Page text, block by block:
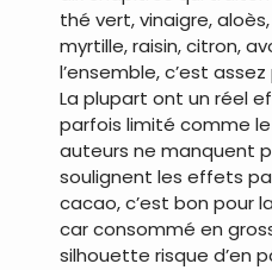
thé vert, vinaigre,
myrtille, raisin, citron,
l’ensemble, c’est
La plupart ont un réel
parfois limité comme
auteurs ne manquent
soulignent les effets
cacao, c’est bon pour
car consommé en
silhouette risque d’en